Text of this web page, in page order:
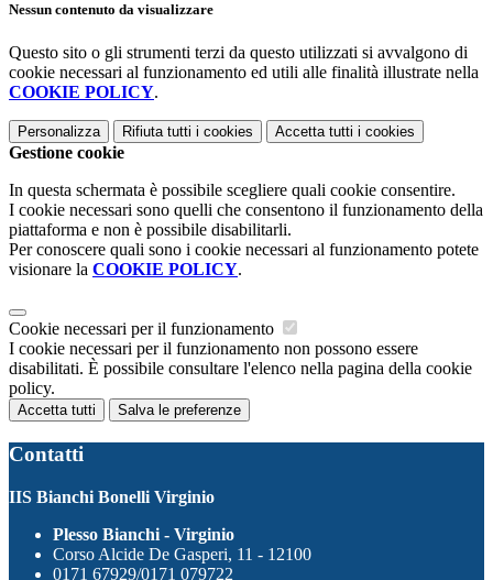
Nessun contenuto da visualizzare
Questo sito o gli strumenti terzi da questo utilizzati si avvalgono di
cookie necessari al funzionamento ed utili alle finalità illustrate nella
COOKIE POLICY.
Personalizza Rifiuta tutti i cookies Accetta tutti i cookies
Gestione cookie
In questa schermata è possibile scegliere quali cookie consentire.
I cookie necessari sono quelli che consentono il funzionamento della
piattaforma e non è possibile disabilitarli.
Per conoscere quali sono i cookie necessari al funzionamento potete
visionare la COOKIE POLICY.
Cookie necessari per il funzionamento
I cookie necessari per il funzionamento non possono essere
disabilitati. È possibile consultare l'elenco nella pagina della cookie
policy.
Accetta tutti Salva le preferenze
Contatti
IIS Bianchi Bonelli Virginio
Plesso Bianchi - Virginio
Corso Alcide De Gasperi, 11 - 12100
0171 67929/0171 079722